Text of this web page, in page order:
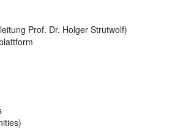
Prof. Dr. Holger Strutwolf)